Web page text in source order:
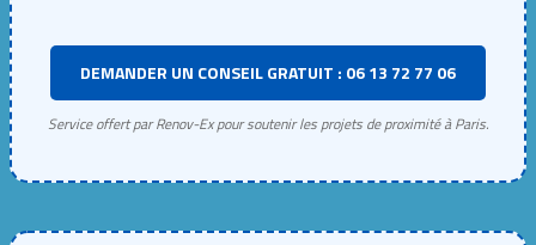
DEMANDER UN CONSEIL GRATUIT : 06 13 72 77 06
Service offert par Renov-Ex pour soutenir les projets de proximité à Paris.